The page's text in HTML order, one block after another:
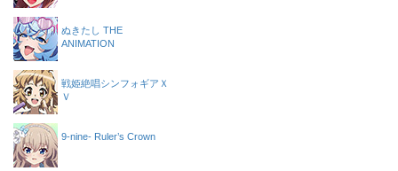
ぬきたし THE
ANIMATION
戦姫絶唱シンフォギアＸ
Ｖ
9-nine- Ruler’s Crown